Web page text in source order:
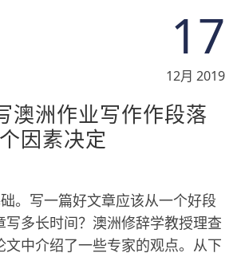
17
12月 2019
澳洲作业写作作段落
因素决定
。写一篇好文章应该从一个好段
写多长时间？澳洲修辞学教授理查
文中介绍了一些专家的观点。从下